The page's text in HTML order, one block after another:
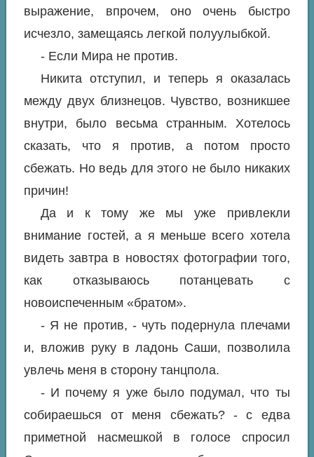
выражение, впрочем, оно очень быстро
исчезло, замещаясь легкой полуулыбкой.
- Если Мира не против.
Никита отступил, и теперь я оказалась
между двух близнецов. Чувство, возникшее
внутри, было весьма странным. Хотелось
сказать, что я против, а потом просто
сбежать. Но ведь для этого не было никаких
причин!
Да и к тому же мы уже привлекли
внимание гостей, а я меньше всего хотела
видеть завтра в новостях фотографии того,
как отказываюсь потанцевать с
новоиспеченным «братом».
- Я не против, - чуть подернула плечами
и, вложив руку в ладонь Саши, позволила
увлечь меня в сторону танцпола.
- И почему я уже было подумал, что ты
собираешься от меня сбежать? - с едва
приметной насмешкой в голосе спросил